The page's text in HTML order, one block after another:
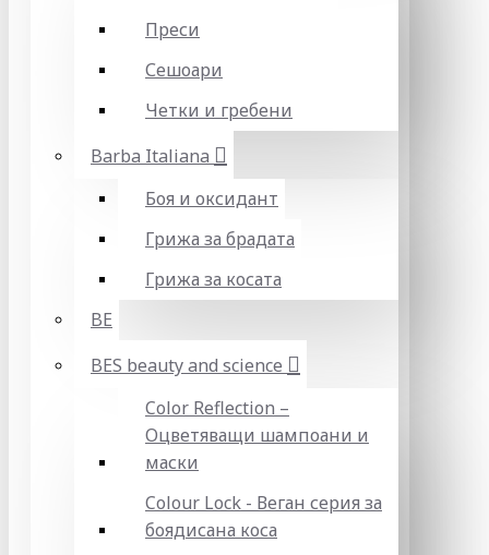
Преси
Сешоари
Четки и гребени
Barba Italiana
Боя и оксидант
Грижа за брадата
Грижа за косата
BE
BES beauty and science
Color Reflection –
Оцветяващи шампоани и
маски
Colour Lock - Веган серия за
боядисана коса